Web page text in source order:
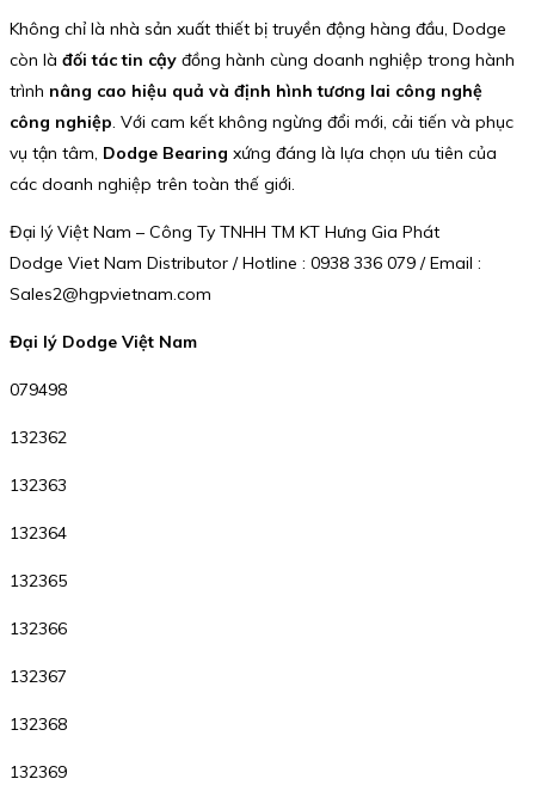
Không chỉ là nhà sản xuất thiết bị truyền động hàng đầu, Dodge
còn là đối tác tin cậy đồng hành cùng doanh nghiệp trong hành
trình nâng cao hiệu quả và định hình tương lai công nghệ
công nghiệp. Với cam kết không ngừng đổi mới, cải tiến và phục
vụ tận tâm, Dodge Bearing xứng đáng là lựa chọn ưu tiên của
các doanh nghiệp trên toàn thế giới.
Đại lý Việt Nam – Công Ty TNHH TM KT Hưng Gia Phát
Dodge Viet Nam Distributor / Hotline : 0938 336 079 / Email :
Sales2@hgpvietnam.com
Đại lý Dodge Việt Nam
079498
132362
132363
132364
132365
132366
132367
132368
132369